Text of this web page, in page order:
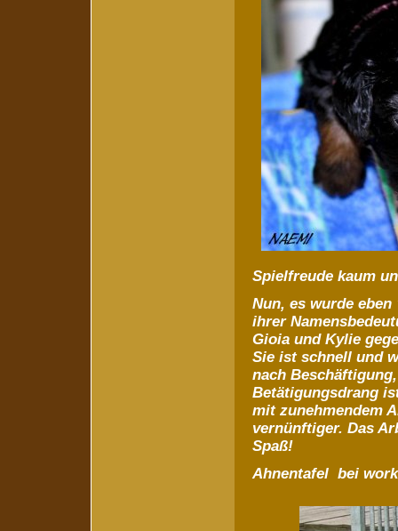
Spielfreude kaum
Nun, es wurde
ihrer
Gioia und Kylie
Sie ist schnell und
nach
Betätigungsdrang
mit zunehmendem
vernünftiger. Das
Spaß!
Ahnentafel bei